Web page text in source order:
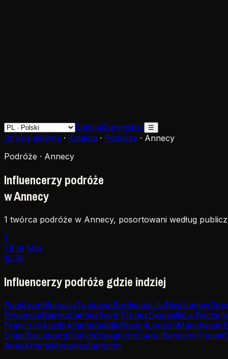
ZalogujZarejestruj ☰
Strona główna · Katalog · Podróże · Annecy
Podróże · Annecy
Influencerzy podróże
w Annecy
1 twórca podróże w Annecy, posortowani według
1
Tif et Max
12.3k
Influencerzy podróże gdzie indziej
ParisLyonMarseilleToulouseBordeauxLilleNiceNantes
ProvenceBiarritzCannesSaint-TropezDeauvilleLa Rochelle
FranciscoAustinAtlantaSeattleBostonLondonManchester
DhabiBaliJakartaTokyoOsakaKyotoSeoulBangkokPhuket
AiresAthensMykonosSantorini